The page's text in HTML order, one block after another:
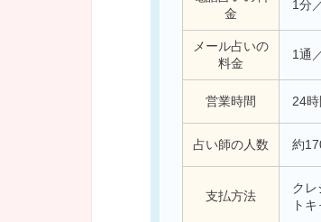
金
1分
メール占いの
料金
1通
営業時間 24時
占い師の人数 約
支払方法
クレ
ト